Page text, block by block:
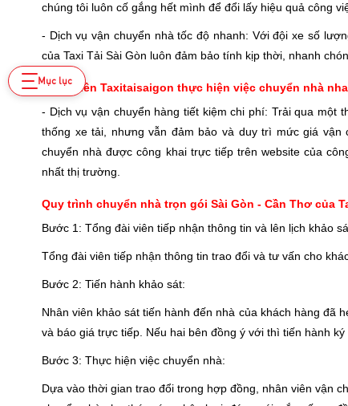
chúng tôi luôn cố gắng hết mình để đổi lấy hiệu quả công
- Dịch vụ vận chuyển nhà tốc độ nhanh: Với đội xe số
của Taxi Tải Sài Gòn luôn đảm bảo tính kịp thời, nhanh
Nhân viên Taxitaisaigon thực hiện việc chuyển nhà
- Dịch vụ vận chuyển hàng tiết kiệm chi phí: Trải qua một
thống xe tải, nhưng vẫn đảm bảo và duy trì mức giá
chuyển nhà được công khai trực tiếp trên website của
nhất thị trường.
Quy trình chuyển nhà trọn gói Sài Gòn - Cần Thơ của
Bước 1: Tổng đài viên tiếp nhận thông tin và lên lịch khảo
Tổng đài viên tiếp nhận thông tin trao đổi và tư vấn cho
Bước 2: Tiến hành khảo sát:
Nhân viên khảo sát tiến hành đến nhà của khách hàng đã
và báo giá trực tiếp. Nếu hai bên đồng ý với thì tiến hành
Bước 3: Thực hiện việc chuyển nhà:
Dựa vào thời gian trao đổi trong hợp đồng, nhân viên vận
Mục lục